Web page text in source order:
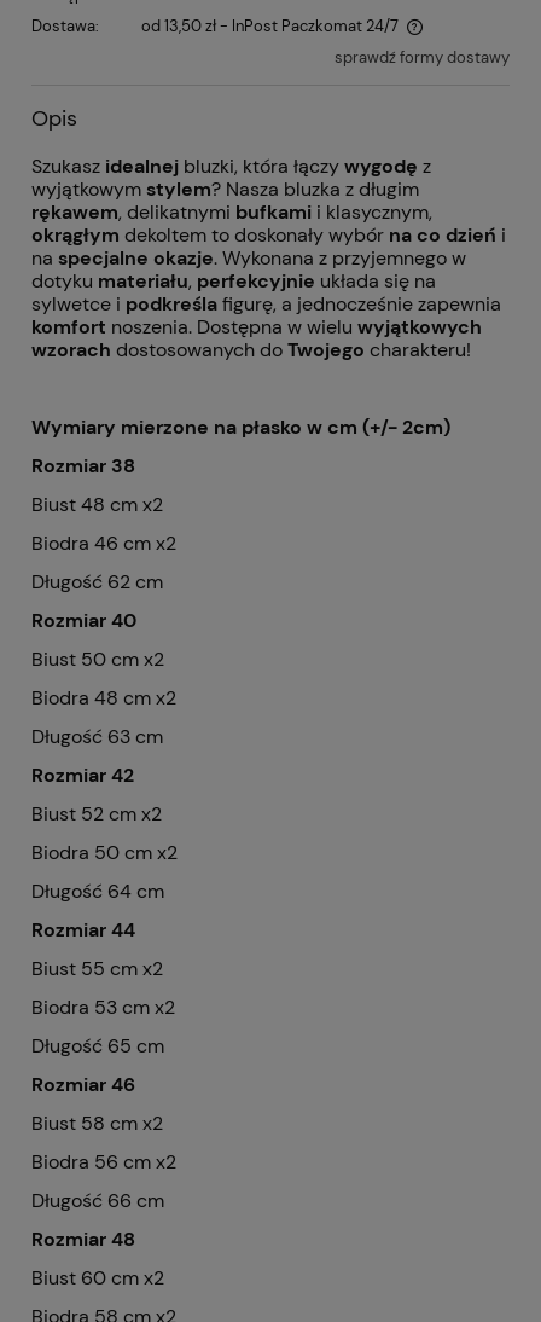
Dostawa:
od 13,50 zł - InPost Paczkomat 24/7
sprawdź formy dostawy
Opis
Szukasz idealnej bluzki, która łączywygodę z
wyjątkowymstylem? Nasza bluzka z długim
rękawem, delikatnymi bufkami i klasycznym,
okrągłym dekoltem to doskonały wybór na co dzień i
na specjalne okazje. Wykonana z przyjemnego w
dotyku materiału, perfekcyjnie układa się na
sylwetce i podkreślafigurę, a jednocześnie zapewnia
komfort noszenia. Dostępna w wielu wyjątkowych
wzorach dostosowanych doTwojego charakteru!
Wymiary mierzone na płasko w cm (+/- 2cm)
Rozmiar 38
Biust 48 cm x2
Biodra 46 cm x2
Długość 62 cm
Rozmiar 40
Biust 50 cm x2
Biodra 48 cm x2
Długość 63 cm
Rozmiar 42
Biust 52 cm x2
Biodra 50 cm x2
Długość 64 cm
Rozmiar 44
Biust 55 cm x2
Biodra 53 cm x2
Długość 65 cm
Rozmiar 46
Biust 58 cm x2
Biodra 56 cm x2
Długość 66 cm
Rozmiar 48
Biust 60 cm x2
Biodra 58 cm x2